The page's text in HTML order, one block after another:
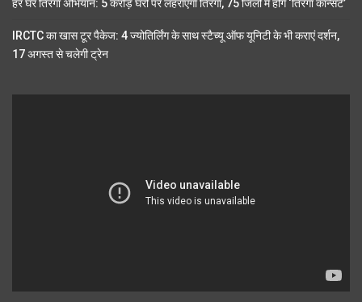
हर घर तिरंगा अभियान: 5 करोड़ घरों पर लहराएगा तिरंगा, 75 जिलों में होंगे ‘तिरंगा कॉन्सर्ट’
IRCTC का खास टूर पैकेज: 4 ज्योतिर्लिंग के साथ स्टैच्यू ऑफ यूनिटी के भी कराएं दर्शन,
17 अगस्त से चलेगी ट्रेन